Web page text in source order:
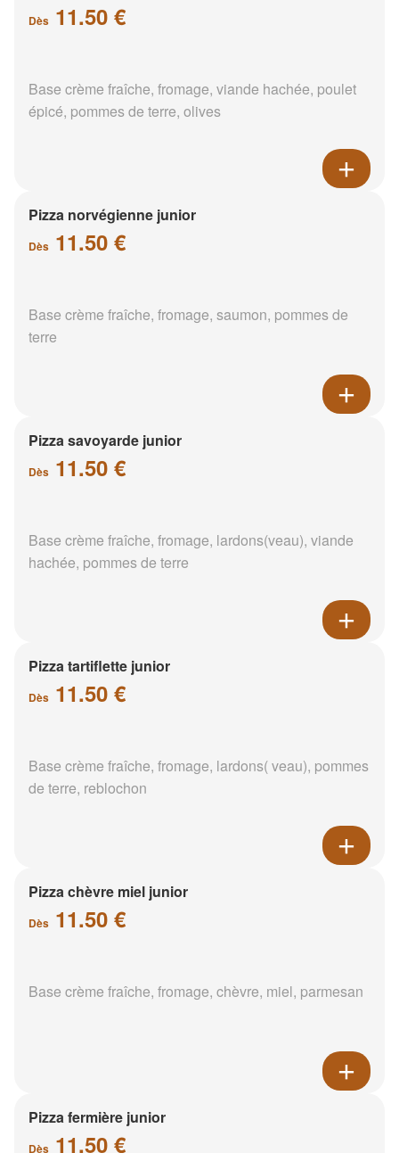
Dès 11.50 €
Base crème fraîche, fromage, viande hachée, poulet
épicé, pommes de terre, olives
Pizza norvégienne junior
Dès 11.50 €
Base crème fraîche, fromage, saumon, pommes de
terre
Pizza savoyarde junior
Dès 11.50 €
Base crème fraîche, fromage, lardons(veau), viande
hachée, pommes de terre
Pizza tartiflette junior
Dès 11.50 €
Base crème fraîche, fromage, lardons( veau), pommes
de terre, reblochon
Pizza chèvre miel junior
Dès 11.50 €
Base crème fraîche, fromage, chèvre, miel, parmesan
Pizza fermière junior
Dès 11.50 €